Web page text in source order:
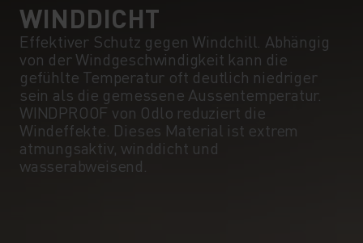
WINDDICHT
Effektiver Schutz gegen Windchill. Abhängig
von der Windgeschwindigkeit kann die
gefühlte Temperatur oft deutlich niedriger
sein als die gemessene Aussentemperatur.
WINDPROOF von Odlo reduziert die
Windeffekte. Dieses Material ist extrem
atmungsaktiv, winddicht und
wasserabweisend.